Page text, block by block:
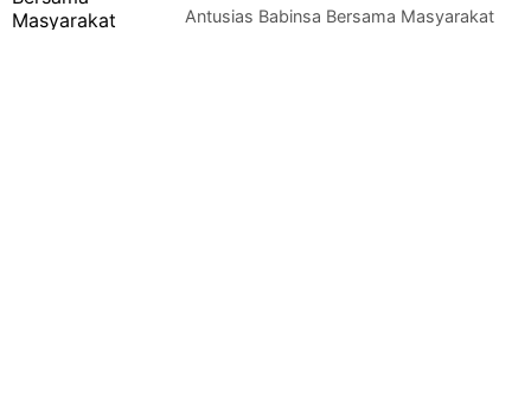
Antusias Babinsa Bersama Masyarakat